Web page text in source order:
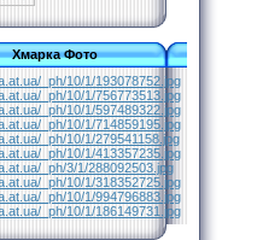
Хмарка Фото
_ph/10/1/193078752.jpg
_ph/10/1/756773513.jpg
_ph/10/1/597489322.jpg
_ph/10/1/714859195.jpg
_ph/10/1/279541158.jpg
_ph/10/1/413357235.jpg
_ph/3/1/288092503.jpg
_ph/10/1/318352725.jpg
_ph/10/1/994796883.jpg
_ph/10/1/186149731.jpg